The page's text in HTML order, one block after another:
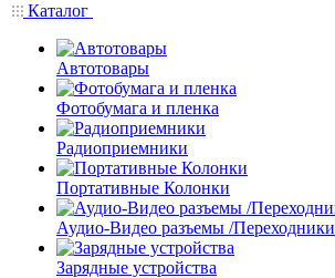
Каталог
Автотовары
Фотобумага и пленка
Радиоприемники
Портативные Колонки
Аудио-Видео разъемы /Переходники
Зарядные устройства